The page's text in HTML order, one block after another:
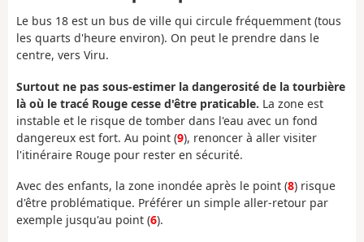
Le bus 18 est un bus de ville qui circule fréquemment (tous
les quarts d'heure environ). On peut le prendre dans le
centre, vers Viru.
Surtout ne pas sous-estimer la dangerosité de la tourbière
là où le tracé Rouge cesse d'être praticable. La zone est
instable et le risque de tomber dans l'eau avec un fond
dangereux est fort. Au point (9), renoncer à aller visiter
l'itinéraire Rouge pour rester en sécurité.
Avec des enfants, la zone inondée après le point (8) risque
d'être problématique. Préférer un simple aller-retour par
exemple jusqu'au point (6).